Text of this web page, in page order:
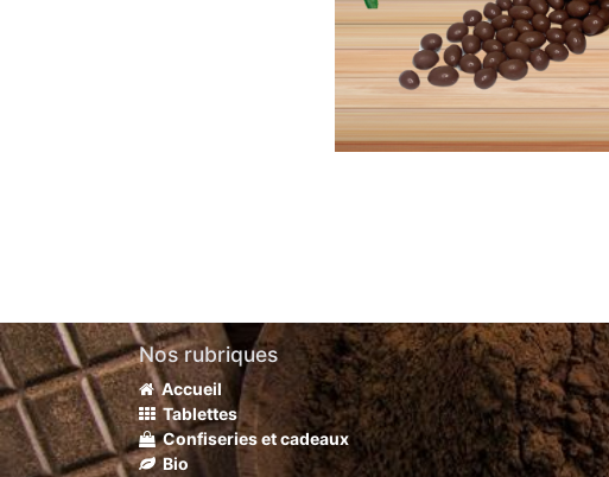
Nos rubriques
Accueil
Tablettes
Confiseries et cadeaux
Bio